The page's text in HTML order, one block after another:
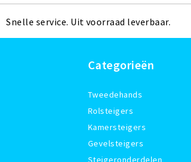
Snelle service. Uit voorraad leverbaar.
Categorieën
Tweedehands
Rolsteigers
Kamersteigers
Gevelsteigers
Steigeronderdelen